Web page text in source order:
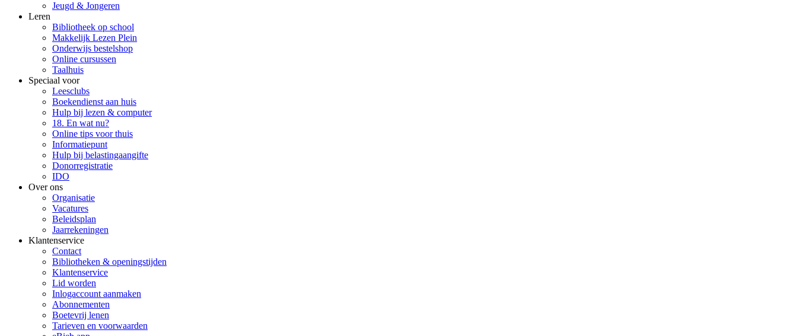
Jeugd & Jongeren
Leren
Bibliotheek op school
Makkelijk Lezen Plein
Onderwijs bestelshop
Online cursussen
Taalhuis
Speciaal voor
Leesclubs
Boekendienst aan huis
Hulp bij lezen & computer
18. En wat nu?
Online tips voor thuis
Informatiepunt
Hulp bij belastingaangifte
Donorregistratie
IDO
Over ons
Organisatie
Vacatures
Beleidsplan
Jaarrekeningen
Klantenservice
Contact
Bibliotheken & openingstijden
Klantenservice
Lid worden
Inlogaccount aanmaken
Abonnementen
Boetevrij lenen
Tarieven en voorwaarden